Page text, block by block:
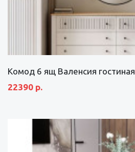
Комод 6 ящ Валенсия гостиная
22390 р.